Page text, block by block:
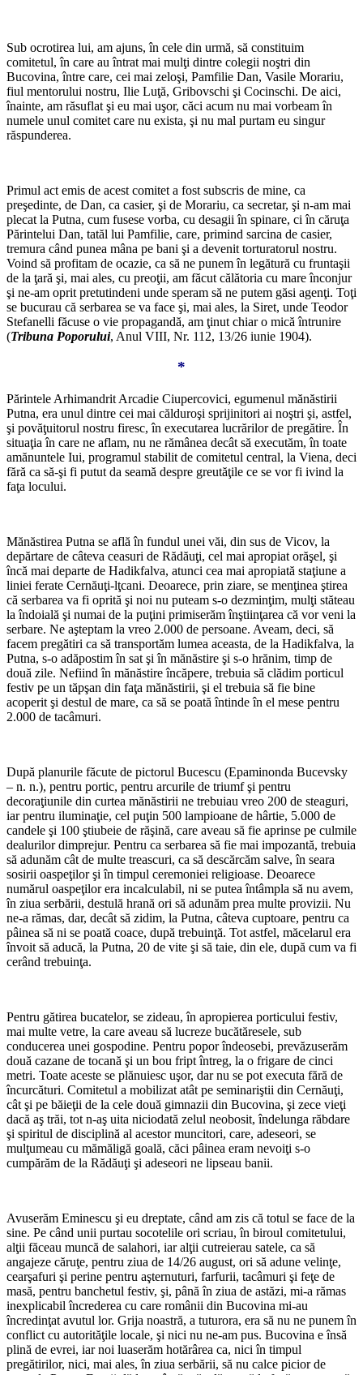
Sub ocrotirea lui, am ajuns, în cele din urmă, să constituim
comitetul, în care au întrat mai mulţi dintre colegii noştri din
Bucovina, între care, cei mai zeloşi, Pamfilie Dan, Vasile Morariu,
fiul mentorului nostru, Ilie Luţă, Gribovschi şi Cocinschi. De aici,
înainte, am răsuflat şi eu mai uşor, căci acum nu mai vorbeam în
numele unul comitet care nu exista, şi nu mal purtam eu singur
răspunderea.
Primul act emis de acest comitet a fost subscris de mine, ca
preşedinte, de Dan, ca casier, şi de Morariu, ca secretar, şi n-am mai
plecat la Putna, cum fusese vorba, cu desagii în spinare, ci în căruţa
Părintelui Dan, tatăl lui Pamfilie, care, primind sarcina de casier,
tremura când punea mâna pe bani şi a devenit torturatorul nostru.
Voind să profitam de ocazie, ca să ne punem în legătură cu fruntaşii
de la ţară şi, mai ales, cu preoţii, am făcut călătoria cu mare înconjur
şi ne-am oprit pretutindeni unde speram să ne putem găsi agenţi. Toţi
se bucurau că serbarea se va face şi, mai ales, la Siret, unde Teodor
Stefanelli făcuse o vie propagandă, am ţinut chiar o mică întrunire
(Tribuna Poporului, Anul VIII, Nr. 112, 13/26 iunie 1904).
*
Părintele Arhimandrit Arcadie Ciupercovici, egumenul mănăstirii
Putna, era unul dintre cei mai călduroşi sprijinitori ai noştri şi, astfel,
şi povăţuitorul nostru firesc, în executarea lucrărilor de pregătire. În
situaţia în care ne aflam, nu ne rămânea decât să executăm, în toate
amănuntele Iui, programul stabilit de comitetul central, la Viena, deci
fără ca să-şi fi putut da seamă despre greutăţile ce se vor fi ivind la
faţa locului.
Mănăstirea Putna se află în fundul unei văi, din sus de Vicov, la
depărtare de câteva ceasuri de Rădăuţi, cel mai apropiat orăşel, şi
încă mai departe de Hadikfalva, atunci cea mai apropiată staţiune a
liniei ferate Cernăuţi-lţcani. Deoarece, prin ziare, se menţinea ştirea
că serbarea va fi oprită şi noi nu puteam s-o dezminţim, mulţi stăteau
la îndoială şi numai de la puţini primiserăm înştiinţarea că vor veni la
serbare. Ne aşteptam la vreo 2.000 de persoane. Aveam, deci, să
facem pregătiri ca să transportăm lumea aceasta, de la Hadikfalva, la
Putna, s-o adăpostim în sat şi în mănăstire şi s-o hrănim, timp de
două zile. Nefiind în mănăstire încăpere, trebuia să clădim porticul
festiv pe un tăpşan din faţa mănăstirii, şi el trebuia să fie bine
acoperit şi destul de mare, ca să se poată întinde în el mese pentru
2.000 de tacâmuri.
După planurile făcute de pictorul Bucescu (Epaminonda Bucevsky
– n. n.), pentru portic, pentru arcurile de triumf şi pentru
decoraţiunile din curtea mănăstirii ne trebuiau vreo 200 de steaguri,
iar pentru iluminaţie, cel puţin 500 lampioane de hârtie, 5.000 de
candele şi 100 ştiubeie de răşină, care aveau să fie aprinse pe culmile
dealurilor dimprejur. Pentru ca serbarea să fie mai impozantă, trebuia
să adunăm cât de multe treascuri, ca să descărcăm salve, în seara
sosirii oaspeţilor şi în timpul ceremoniei religioase. Deoarece
numărul oaspeţilor era incalculabil, ni se putea întâmpla să nu avem,
în ziua serbării, destulă hrană ori să adunăm prea multe provizii. Nu
ne-a rămas, dar, decât să zidim, la Putna, câteva cuptoare, pentru ca
pâinea să ni se poată coace, după trebuinţă. Tot astfel, măcelarul era
învoit să aducă, la Putna, 20 de vite şi să taie, din ele, după cum va fi
cerând trebuinţa.
Pentru gătirea bucatelor, se zideau, în apropierea porticului festiv,
mai multe vetre, la care aveau să lucreze bucătăresele, sub
conducerea unei gospodine. Pentru popor îndeosebi, prevăzuserăm
două cazane de tocană şi un bou fript întreg, la o frigare de cinci
metri. Toate aceste se plănuiesc uşor, dar nu se pot executa fără de
încurcături. Comitetul a mobilizat atât pe seminariştii din Cernăuţi,
cât şi pe băieţii de la cele două gimnazii din Bucovina, şi zece vieţi
dacă aş trăi, tot n-aş uita niciodată zelul neobosit, îndelunga răbdare
şi spiritul de disciplină al acestor muncitori, care, adeseori, se
mulţumeau cu mămăligă goală, căci pâinea eram nevoiţi s-o
cumpărăm de la Rădăuţi şi adeseori ne lipseau banii.
Avuserăm Eminescu şi eu dreptate, când am zis că totul se face de la
sine. Pe când unii purtau socotelile ori scriau, în biroul comitetului,
alţii făceau muncă de salahori, iar alţii cutreierau satele, ca să
angajeze căruţe, pentru ziua de 14/26 august, ori să adune velinţe,
cearşafuri şi perine pentru aşternuturi, farfurii, tacâmuri şi feţe de
masă, pentru banchetul festiv, şi, până în ziua de astăzi, mi-a rămas
inexplicabil încrederea cu care românii din Bucovina mi-au
încredinţat avutul lor. Grija noastră, a tuturora, era să nu ne punem în
conflict cu autorităţile locale, şi nici nu ne-am pus. Bucovina e însă
plină de evrei, iar noi luaserăm hotărârea ca, nici în timpul
pregătirilor, nici, mai ales, în ziua serbării, să nu calce picior de